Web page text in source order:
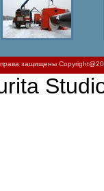
защищены